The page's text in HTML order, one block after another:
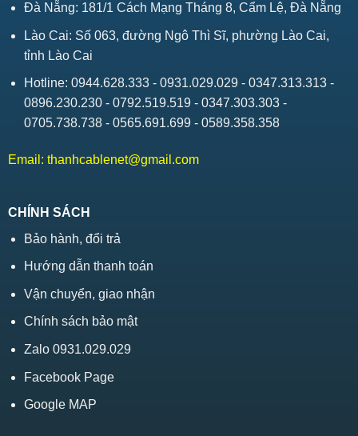
Đà Nẵng: 181/1 Cách Mạng Tháng 8, Cẩm Lệ, Đà Nẵng
Lào Cai: Số 063, đường Ngô Thì Sĩ, phường Lào Cai,
tỉnh Lào Cai
Hotline: 0944.628.333 - 0931.029.029 - 0347.313.313 -
0896.230.230 - 0792.519.519 - 0347.303.303 -
0705.738.738 - 0565.691.699 - 0589.358.358
Email: thanhcablenet@gmail.com
CHÍNH SÁCH
Bảo hành, đổi trả
Hướng dẫn thanh toán
Vận chuyển, giao nhận
Chính sách bảo mật
Zalo 0931.029.029
Facebook Page
Google MAP